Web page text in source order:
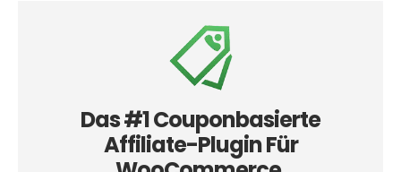
Das #1 Couponbasierte
Affiliate-Plugin Für
WooCommerce.